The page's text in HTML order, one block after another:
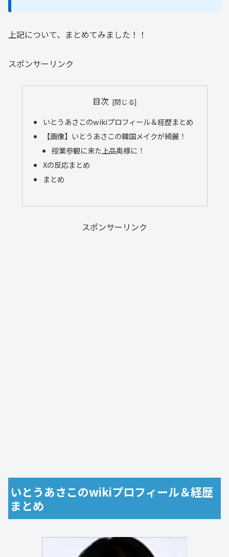
上記について、まとめてみました！！
スポンサーリンク
目次
いとうあさこのwikiプロフィール＆経歴まとめ
【画像】いとうあさこの韓国メイクが綺麗！
授業参観に来た上品奥様に！
Xの反応まとめ
まとめ
スポンサーリンク
いとうあさこのwikiプロフィール＆経歴
まとめ